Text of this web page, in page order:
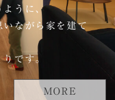
ように、
いながら家を建て
です。
MORE